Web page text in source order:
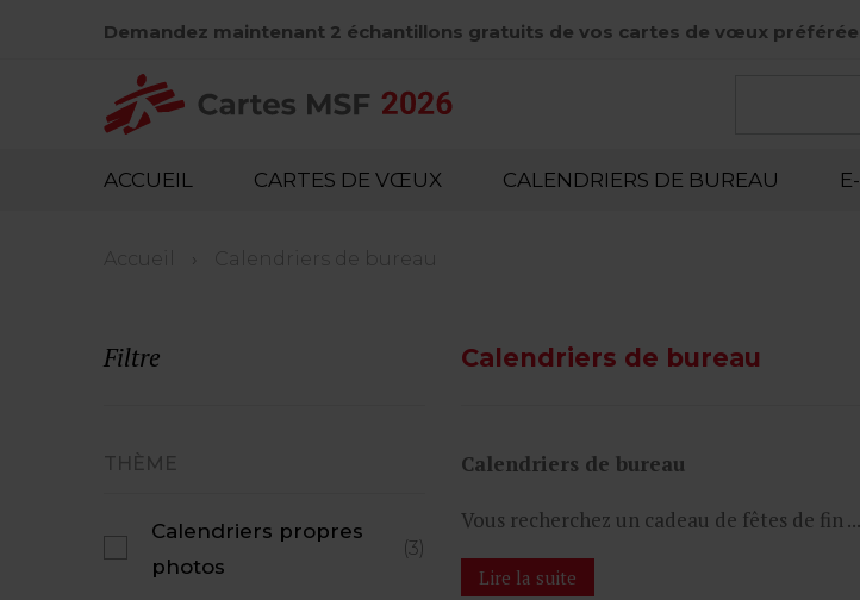
Demandez maintenant 2 échantillons gratuits de vos cartes de vœux
Hoofdnavigatie
ACCUEIL CARTES DE VŒUX CALENDRIERS DE BUREAU
Fil
Accueil Calendriers de bureau
Filtre
THÈME
Calendriers propres
photos
(3)
Calendriers de bureau
Calendriers de bureau
Vous recherchez un cadeau de fêtes de fin ...
Lire la suite